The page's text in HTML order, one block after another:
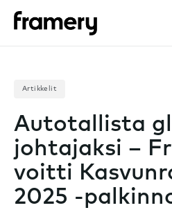
Artikkelit
Autotallista
johtajaksi –
voitti
2025 -